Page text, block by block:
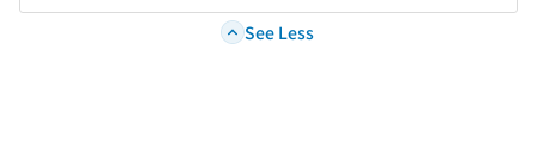
See Less